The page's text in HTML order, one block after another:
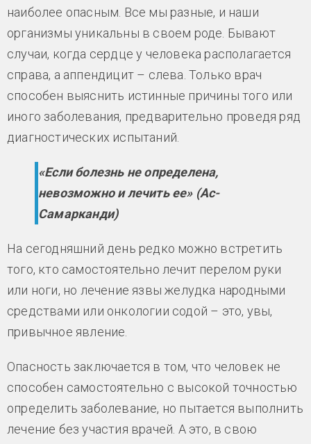
наиболее опасным. Все мы разные, и наши
организмы уникальны в своем роде. Бывают
случаи, когда сердце у человека располагается
справа, а аппендицит – слева. Только врач
способен выяснить истинные причины того или
иного заболевания, предварительно проведя ряд
диагностических испытаний.
«Если болезнь не определена,
невозможно и лечить ее» (Ас-
Самарканди)
На сегодняшний день редко можно встретить
того, кто самостоятельно лечит перелом руки
или ноги, но лечение язвы желудка народными
средствами или онкологии содой – это, увы,
привычное явление.
Опасность заключается в том, что человек не
способен самостоятельно с высокой точностью
определить заболевание, но пытается выполнить
лечение без участия врачей. А это, в свою